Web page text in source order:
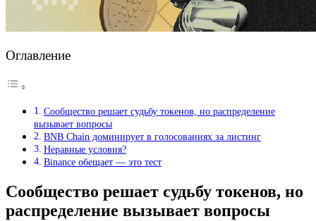
Оглавление
Сообщество решает судьбу токенов, но распределение
вызывает вопросы
BNB Chain доминирует в голосованиях за листинг
Неравные условия?
Binance обещает — это тест
Сообщество решает судьбу токенов, но
распределение вызывает вопросы